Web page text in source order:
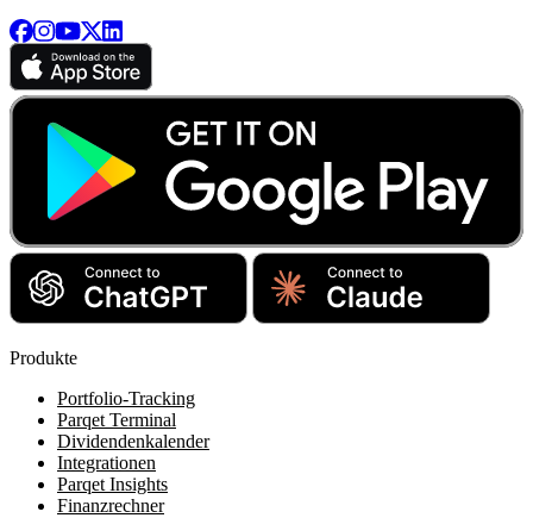
Produkte
Portfolio-Tracking
Parqet Terminal
Dividendenkalender
Integrationen
Parqet Insights
Finanzrechner